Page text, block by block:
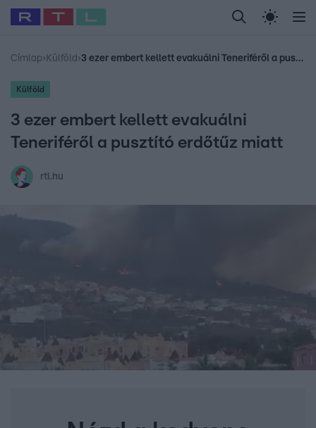
Legfrissebb RTL Híradó Randi Celeb vagyok,
Babits Marcella Most Wanted Gallusz
Címlap› Külföld › 3 ezer embert kellett evakuálni Teneriféről a pusztító erdőtűz miatt
Külföld
3 ezer embert kellett evakuálni
Teneriféről a pusztító erdőtűz miatt
rtl.hu